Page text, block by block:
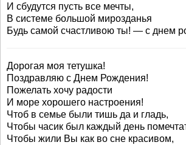
И сбудутся пусть все мечты,
В системе большой мирозданья
Будь самой счастливою ты! — с днем
Дорогая моя тетушка!
Поздравляю с Днем Рождения!
Пожелать хочу радости
И море хорошего настроения!
Чтоб в семье были тишь да и гладь,
Чтобы часик был каждый день
Чтобы жили Вы как во сне красивом,